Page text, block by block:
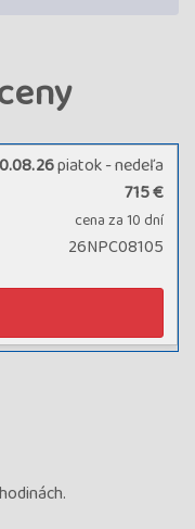
piatok - nedeľa
26NPC08105
715 €
cena za 10 dní